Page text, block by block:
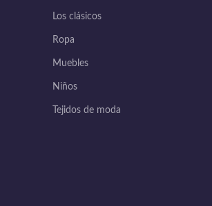
Los clásicos
Ropa
Muebles
Niños
Tejidos de moda